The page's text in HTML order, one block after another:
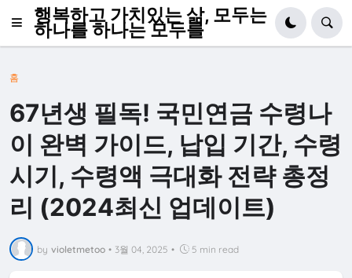
행복하고 가치있는 삶, 모두는
하나를 하나는 모두를
홈
67년생 필독! 국민연금 수령나
이 완벽 가이드, 납입 기간, 수령
시기, 수령액 극대화 전략 총정
리 (2024최신 업데이트)
by violetmetoo • 3월 04, 2025 • 5 min read